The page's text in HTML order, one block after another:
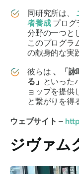
同研究所は、
者養成 プログ
分野の一つと
このプログラ
の献身的な実
彼らは 、「詠
る」 といった
ョップを提供
と繋がりを得
ウェブサイト –
ジヴァム